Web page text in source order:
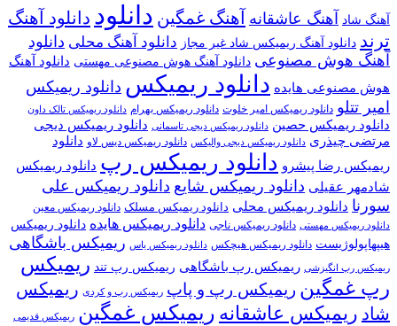
آهنگ شاد آهنگ عاشقانه آهنگ غمگین دانلود دانلود آهنگ
ترند دانلود آهنگ ریمیکس شاد غیر مجاز دانلود آهنگ محلی دانلود
آهنگ هوش مصنوعی دانلود آهنگ هوش مصنوعی مهستی دانلود آهنگ
هوش مصنوعی هایده دانلود ریمیکس دانلود ریمیکس
امیر تتلو دانلود ریمیکس امیر خلوت دانلود ریمیکس بهرام دانلود ریمیکس تالک داون
دانلود ریمیکس حصین دانلود ریمیکس دیجی تاسمانی دانلود ریمیکس دیجی
مرتضی چیذری دانلود ریمیکس دیجی والیکس دانلود ریمیکس دیس لاو دانلود
ریمیکس رضا پیشرو دانلود ریمیکس رپ دانلود ریمیکس
شادمهر عقیلی دانلود ریمیکس شایع دانلود ریمیکس علی
سورنا دانلود ریمیکس محلی دانلود ریمیکس مسلک دانلود ریمیکس معین
دانلود ریمیکس مهستی دانلود ریمیکس ناجی دانلود ریمیکس هایده دانلود ریمیکس
هیپهاپولوژیست دانلود ریمیکس هیچکس دانلود ریمیکس یاس ریمیکس باشگاهی
ریمیکس رپ انگیزشی ریمیکس رپ باشگاهی ریمیکس رپ تند ریمیکس
رپ غمگین ریمیکس رپ و پاپ ریمیکس رپ و کردی ریمیکس
شاد ریمیکس عاشقانه ریمیکس غمگین ریمیکس قدیمی